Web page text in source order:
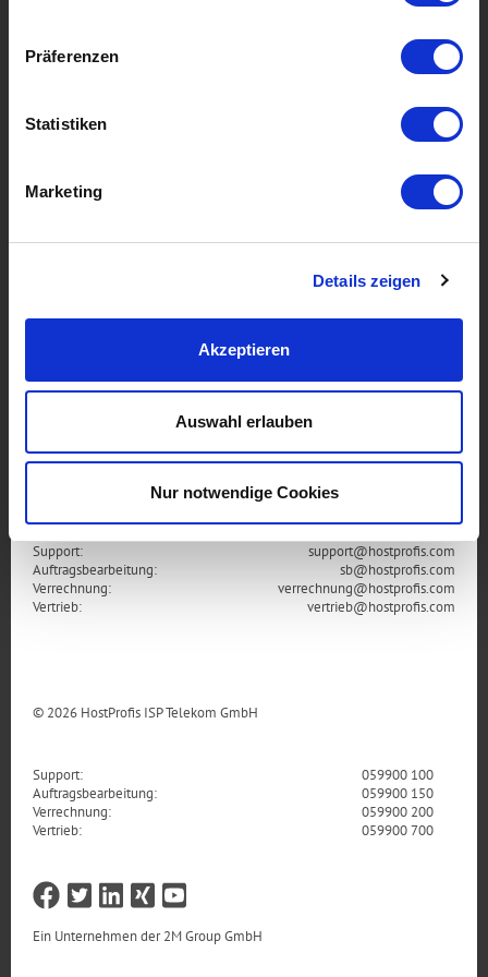
Präferenzen
Statistiken
Marketing
Details zeigen
Akzeptieren
Auswahl erlauben
Nur notwendige Cookies
Datenschutz
Angebote richten sich an Unternehmen
Alle Preise exkl. USt.
Support:
support@hostprofis.com
Auftragsbearbeitung:
sb@hostprofis.com
Verrechnung:
verrechnung@hostprofis.com
Vertrieb:
vertrieb@hostprofis.com
© 2026 HostProfis ISP Telekom GmbH
Support:
059900 100
Auftragsbearbeitung:
059900 150
Verrechnung:
059900 200
Vertrieb:
059900 700
Ein Unternehmen der2M Group GmbH